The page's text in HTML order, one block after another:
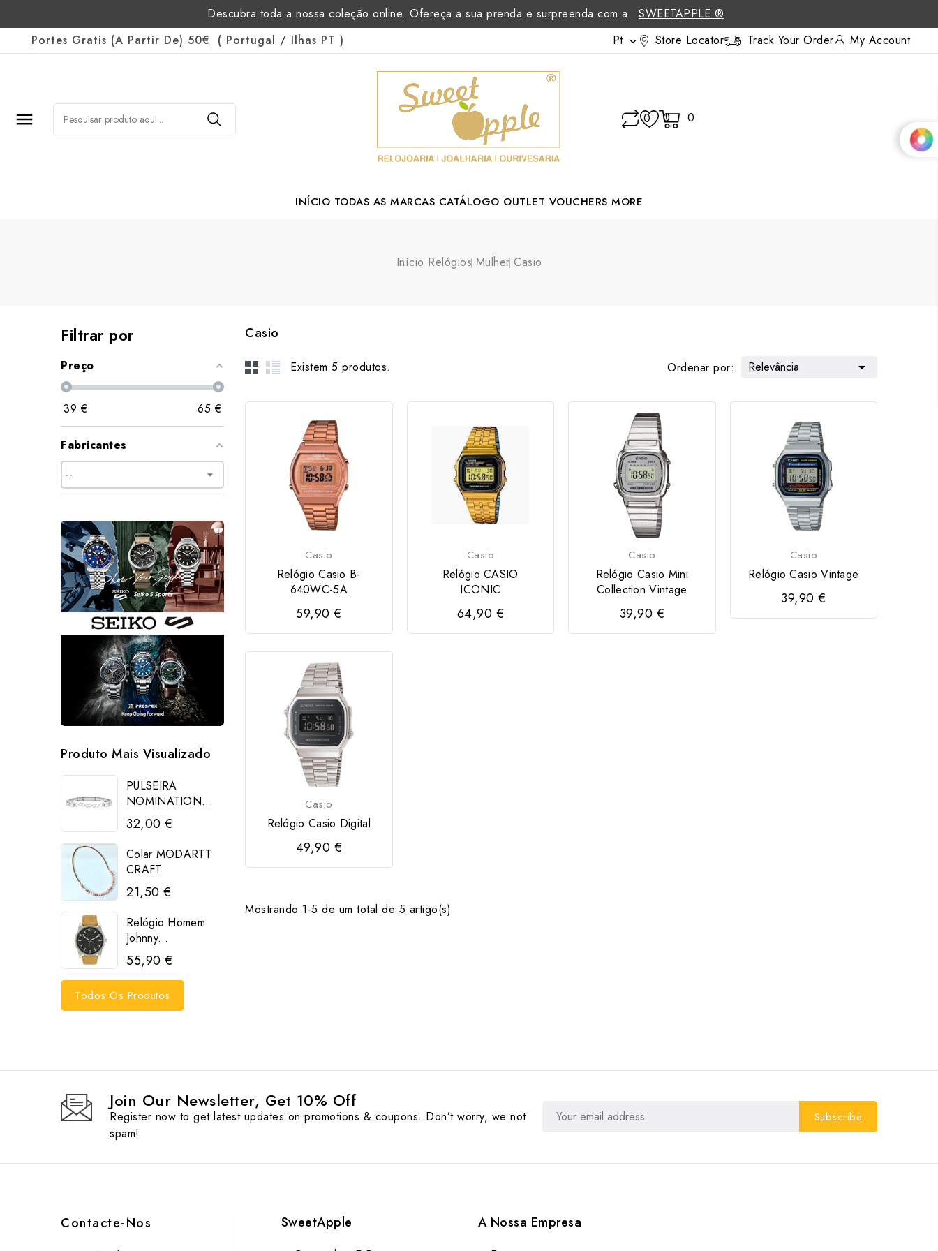
Descubra toda a nossa coleção online. Ofereça a sua prenda e surpreenda com a
SWEETAPPLE ®
Portes Gratis (a Partir De) 50€ ( Portugal / Ilhas PT ) Pt  Store Locator Track Your Order My Account
 0 0 0
INÍCIO TODAS AS MARCAS CATÁLOGO OUTLET VOUCHERS MORE
Início Relógios Mulher Casio
Filtrar por
Preço
39 € 65 €
Fabricantes
Produto Mais Visualizado
PULSEIRA
NOMINATION...
32,00 €
Colar MODARTT
CRAFT
21,50 €
Relógio Homem
Johnny...
55,90 €
Todos Os Produtos
Casio
Existem 5 produtos. Ordenar por: Relevância 
Casio
Relógio Casio B-
640WC-5A
59,90 €
Casio
Relógio CASIO
ICONIC
64,90 €
Casio
Relógio Casio Mini
Collection Vintage
39,90 €
Casio
Relógio Casio Vintage
39,90 €
Casio
Relógio Casio Digital
49,90 €
Mostrando 1-5 de um total de 5 artigo(s)
Join Our Newsletter, Get 10% Off
Register now to get latest updates on promotions & coupons. Don’t worry, we not
spam!
Contacte-Nos SweetApple A Nossa Empresa